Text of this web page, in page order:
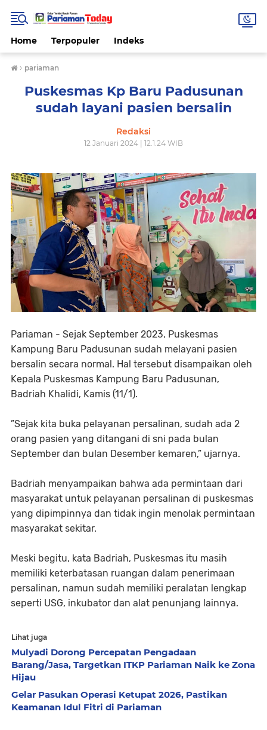
Home Terpopuler Indeks
› pariaman
Puskesmas Kp Baru Padusunan
sudah layani pasien bersalin
Redaksi
12 Januari 2024 | 12.1.24 WIB
Pariaman - Sejak September 2023, Puskesmas
Kampung Baru Padusunan sudah melayani pasien
bersalin secara normal. Hal tersebut disampaikan oleh
Kepala Puskesmas Kampung Baru Padusunan,
Badriah Khalidi, Kamis (11/1).
”Sejak kita buka pelayanan persalinan, sudah ada 2
orang pasien yang ditangani di sni pada bulan
September dan bulan Desember kemaren,” ujarnya.
Badriah menyampaikan bahwa ada permintaan dari
masyarakat untuk pelayanan persalinan di puskesmas
yang dipimpinnya dan tidak ingin menolak permintaan
masyarakat sekitar.
Meski begitu, kata Badriah, Puskesmas itu masih
memiliki keterbatasan ruangan dalam penerimaan
persalinan, namun sudah memiliki peralatan lengkap
seperti USG, inkubator dan alat penunjang lainnya.
Lihat juga
Mulyadi Dorong Percepatan Pengadaan
Barang/Jasa, Targetkan ITKP Pariaman Naik ke Zona
Hijau
Gelar Pasukan Operasi Ketupat 2026, Pastikan
Keamanan Idul Fitri di Pariaman